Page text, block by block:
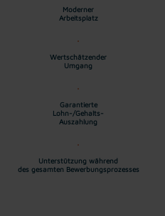
Moderner
Arbeitsplatz
Wertschätzender
Umgang
Garantierte
Lohn-/Gehalts-
Auszahlung
Unterstützung während
des gesamten Bewerbungsprozesses